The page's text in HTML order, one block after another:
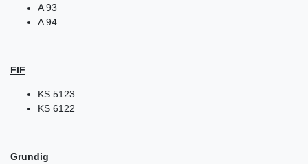
A 93
A 94
FIF
KS 5123
KS 6122
Grundig